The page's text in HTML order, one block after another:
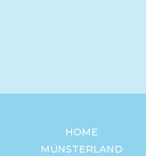
HOME
MÜNSTERLAND